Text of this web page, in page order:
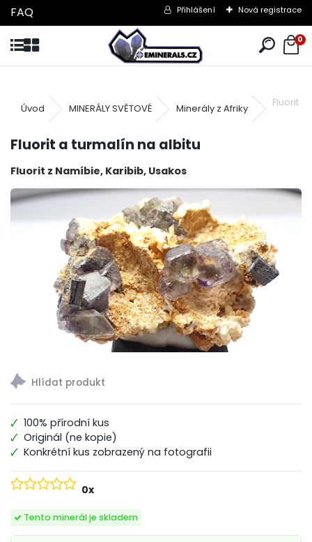
FAQ Přihlášení Nová registrace
0
Úvod MINERÁLY SVĚTOVÉ Minerály z Afriky
Fluorit
Fluorit a turmalín na albitu
Fluorit z Namíbie, Karibib, Usakos
100% přírodní kus
Originál (ne kopie)
Konkrétní kus zobrazený na fotografii
Tento minerál je skladem
0x